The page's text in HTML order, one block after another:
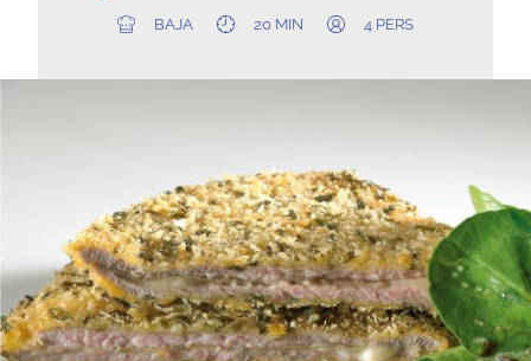
BAJA 20 MIN 4 PERS